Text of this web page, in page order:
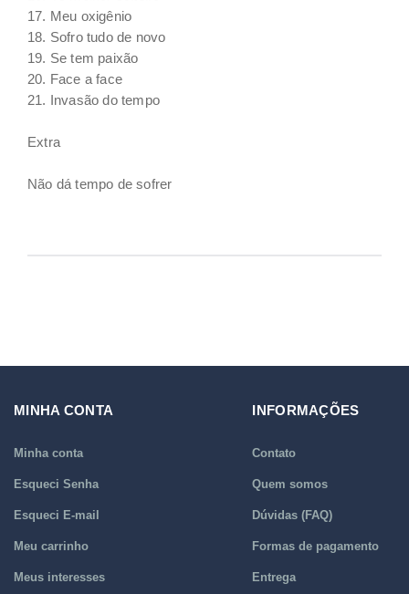
17. Meu oxigênio
18. Sofro tudo de novo
19. Se tem paixão
20. Face a face
21. Invasão do tempo
Extra
Não dá tempo de sofrer
MINHA CONTA
Minha conta
Esqueci Senha
Esqueci E-mail
Meu carrinho
Meus interesses
INFORMAÇÕES
Contato
Quem somos
Dúvidas (FAQ)
Formas de pagamento
Entrega